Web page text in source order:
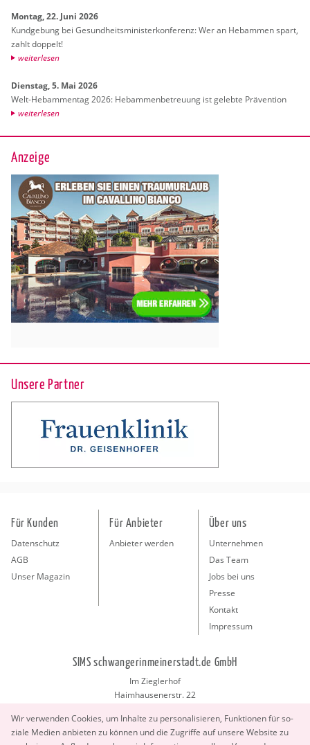
Mon­tag, 22. Juni 2026
Kund­ge­bung bei Ge­sund­heits­mi­nis­ter­kon­fe­renz: Wer an Heb­am­men spart,
zahlt dop­pelt!
wei­ter­le­sen
Diens­tag, 5. Mai 2026
Welt-Heb­am­men­tag 2026: Heb­am­men­be­treu­ung ist ge­leb­te Prä­ven­ti­on
wei­ter­le­sen
Anzeige
Unsere Partner
Wir ver­wen­den Coo­kies, um In­hal­te zu per­so­na­li­sie­ren, Funk­tio­nen für so­
zia­le Me­di­en an­bie­ten zu kön­nen und die Zu­grif­fe auf un­se­re Web­site zu
Für Kunden
Datenschutz
AGB
Unser Magazin
Für Anbieter
Anbieter werden
Über uns
Unternehmen
Das Team
Jobs bei uns
Presse
Kontakt
Impressum
SIMS schwangerinmeinerstadt.de GmbH
Im Zieglerhof
Haimhausenerstr. 22
info@schwangerinmeinerstadt.de